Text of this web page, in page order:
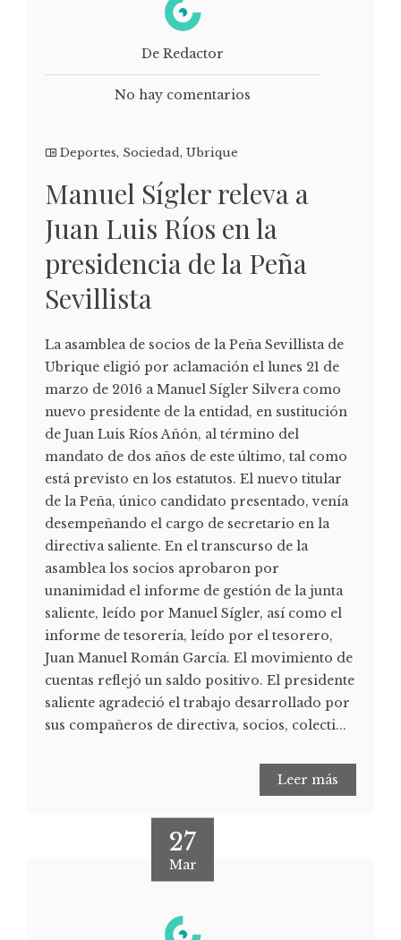
De Redactor
No hay comentarios
Deportes, Sociedad, Ubrique
Manuel Sígler releva a
Juan Luis Ríos en la
presidencia de la Peña
Sevillista
La asamblea de socios de la Peña Sevillista de
Ubrique eligió por aclamación el lunes 21 de
marzo de 2016 a Manuel Sígler Silvera como
nuevo presidente de la entidad, en sustitución
de Juan Luis Ríos Añón, al término del
mandato de dos años de este último, tal como
está previsto en los estatutos. El nuevo titular
de la Peña, único candidato presentado, venía
desempeñando el cargo de secretario en la
directiva saliente. En el transcurso de la
asamblea los socios aprobaron por
unanimidad el informe de gestión de la junta
saliente, leído por Manuel Sígler, así como el
informe de tesorería, leído por el tesorero,
Juan Manuel Román García. El movimiento de
cuentas reflejó un saldo positivo. El presidente
saliente agradeció el trabajo desarrollado por
sus compañeros de directiva, socios, colecti...
Leer más
27
Mar